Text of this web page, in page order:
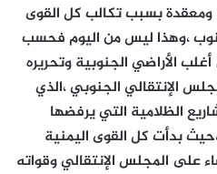
ومعقدة بسبب تكالب كل القوى
،وهذا ليس من اليوم فحسب
الأراضي الجنوبية وتحريره
الإنتقالي الجنوبي ،الذي
الظلامية التي يرفضها
بدأت كل القوى اليمنية
المجلس الإنتقالي وقواته